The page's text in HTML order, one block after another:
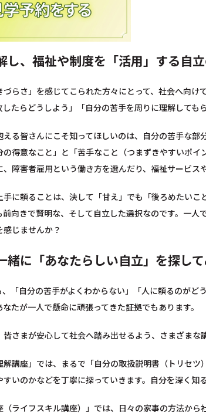
し、福祉や制度を「活用」する自
づらさ」を感じてこられた方々にとって、社会へ向
したらどうしよう」「自分の苦手を周りに理解しても
える皆さんにこそ知ってほしいのは、自分の苦手な
の得意なこと」と「苦手なこと（つまずきやすいポ
、障害者雇用という働き方を選んだり、福祉サービス
手に頼ることは、決して「甘え」でも「後ろめたい
前向きで賢明な、そして自立した選択なのです。一
感じませんか？
緒に「あなたらしい自立」を探し
、「自分の苦手がよくわからない」「人に頼るのが
たが一人で懸命に頑張ってきた証拠でもあります。
皆さまが安心して社会へ踏み出せるよう、さまざまな
解講座」では、まるで「自分の取扱説明書（トリセ
すいのかなどを丁寧に探っていきます。自分を深く
（ライフスキル講座）」では、日々の家事の方法か